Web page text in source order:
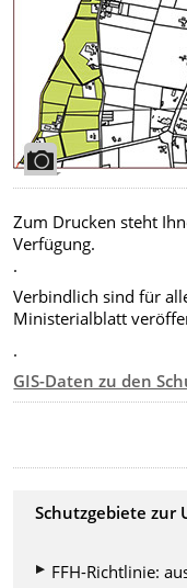
Zum Drucken steht
Verfügung.
.
Verbindlich sind für
Ministerialblatt
.
GIS-Daten zu den
Schutzgebiete zur
FFH-Richtlinie: